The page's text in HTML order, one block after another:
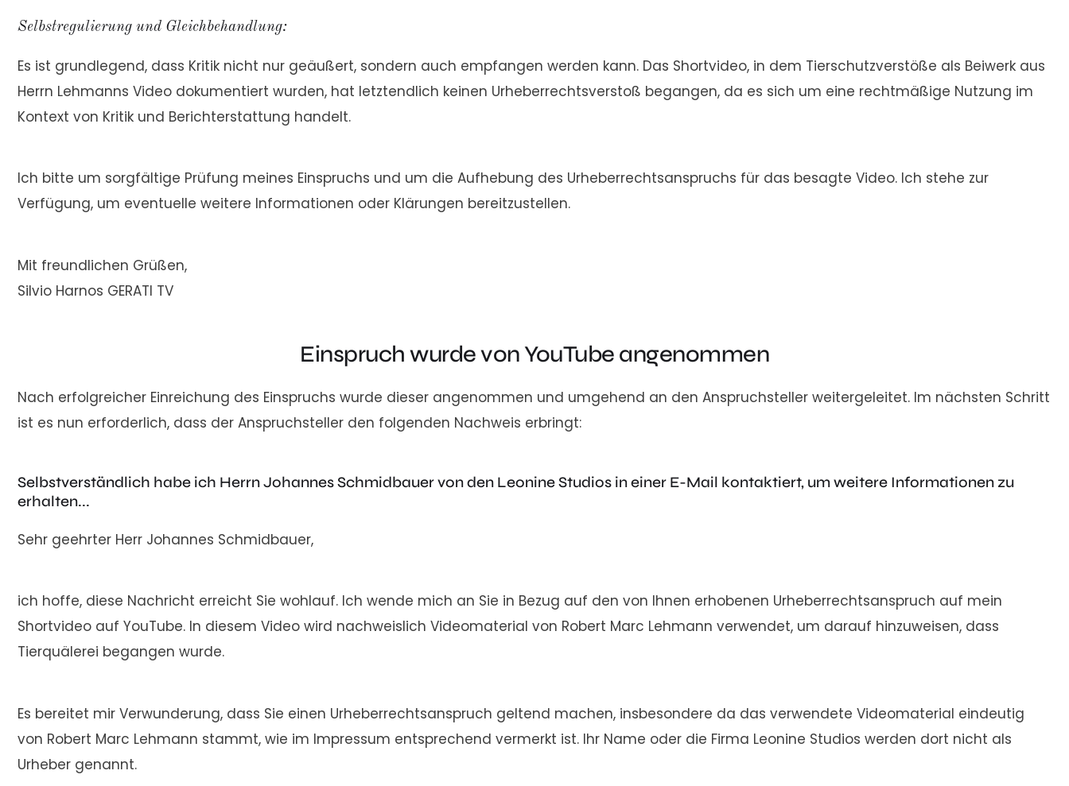
Selbstregulierung und Gleichbehandlung:
Es ist grundlegend, dass Kritik nicht nur geäußert, sondern auch empfangen werden kann. Das Shortvideo, in dem Tierschutzverstöße als Beiwerk aus
Herrn Lehmanns Video dokumentiert wurden, hat letztendlich keinen Urheberrechtsverstoß begangen, da es sich um eine rechtmäßige Nutzung im
Kontext von Kritik und Berichterstattung handelt.
Ich bitte um sorgfältige Prüfung meines Einspruchs und um die Aufhebung des Urheberrechtsanspruchs für das besagte Video. Ich stehe zur
Verfügung, um eventuelle weitere Informationen oder Klärungen bereitzustellen.
Mit freundlichen Grüßen,
Silvio Harnos GERATI TV
Einspruch wurde von YouTube angenommen
Nach erfolgreicher Einreichung des Einspruchs wurde dieser angenommen und umgehend an den Anspruchsteller weitergeleitet. Im nächsten Schritt
ist es nun erforderlich, dass der Anspruchsteller den folgenden Nachweis erbringt:
Selbstverständlich habe ich Herrn Johannes Schmidbauer von den Leonine Studios in einer E-Mail kontaktiert, um weitere Informationen zu
erhalten...
Sehr geehrter Herr Johannes Schmidbauer,
ich hoffe, diese Nachricht erreicht Sie wohlauf. Ich wende mich an Sie in Bezug auf den von Ihnen erhobenen Urheberrechtsanspruch auf mein
Shortvideo auf YouTube. In diesem Video wird nachweislich Videomaterial von Robert Marc Lehmann verwendet, um darauf hinzuweisen, dass
Tierquälerei begangen wurde.
Es bereitet mir Verwunderung, dass Sie einen Urheberrechtsanspruch geltend machen, insbesondere da das verwendete Videomaterial eindeutig
von Robert Marc Lehmann stammt, wie im Impressum entsprechend vermerkt ist. Ihr Name oder die Firma Leonine Studios werden dort nicht als
Urheber genannt.